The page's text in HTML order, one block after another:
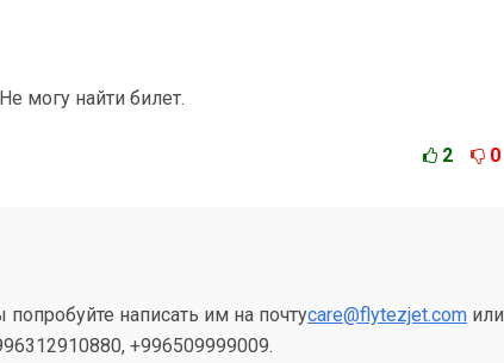
могу найти билет.
2 0
написать им на почтуcare@flytezjet.com или
+996509999009.